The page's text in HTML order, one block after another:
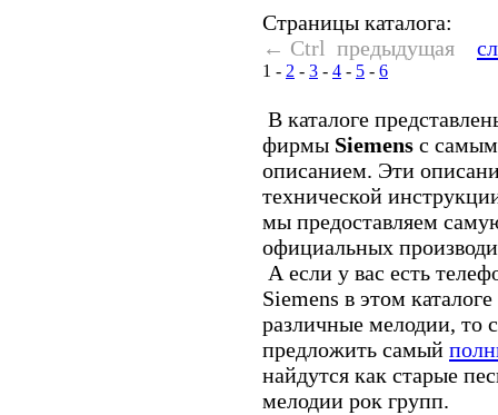
Страницы каталога:
← Ctrl предыдущая
1 - 2 - 3 - 4 - 5 - 6
В каталоге
фирмы Siemens с
описанием. Эти
технической
мы предоставляем
официальных
А если у вас есть
Siemens в этом
различные мелодии, то
предложить самый
найдутся как старые
мелодии рок групп.